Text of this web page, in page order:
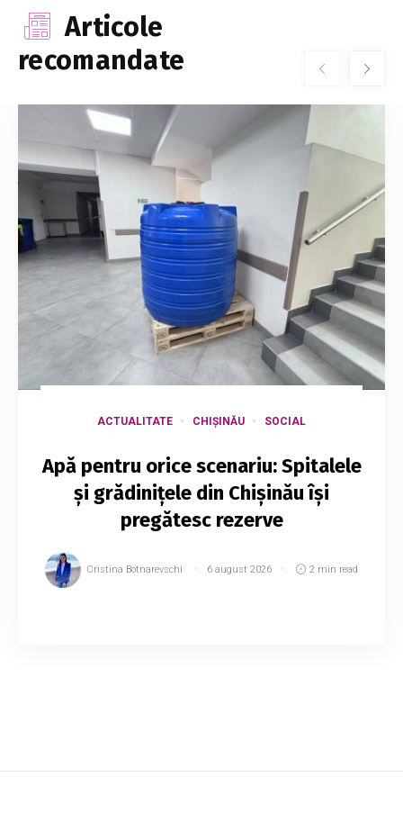
Articole
recomandate
ACTUALITATE CHIȘINĂU SOCIAL
Apă pentru orice scenariu: Spitalele
și grădinițele din Chișinău își
pregătesc rezerve
Cristina Botnarevschi 6 august 2026 2 min read